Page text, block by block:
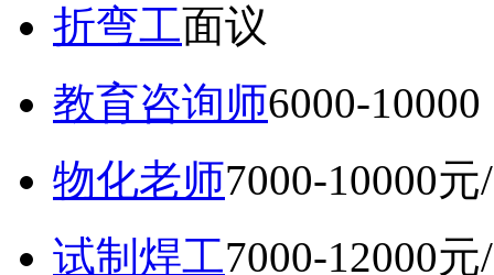
折弯工面议
教育咨询师6000-
物化老师7000-10000元
试制焊工7000-12000元